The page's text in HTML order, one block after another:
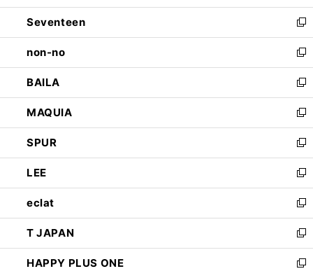
開
く
ウ
で
開
く
ン
ド
ウ
で
開
く
Seventeen
新
し
い
ウ
ィ
ン
ド
ウ
で
開
く
non-no
新
し
い
ウ
ィ
ン
ド
ウ
で
開
く
BAILA
新
し
い
ウ
ィ
ン
ド
ウ
で
開
く
MAQUIA
新
し
い
ウ
ィ
ン
ド
ウ
で
開
く
SPUR
新
し
い
ウ
ィ
ン
ド
ウ
で
LEE
新
し
い
ウ
ィ
ン
ド
eclat
新
し
い
ウ
ィ
T JAPAN
新
し
い
HAPPY PLUS ONE
新